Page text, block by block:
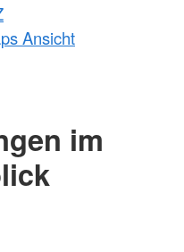
Ansicht
im